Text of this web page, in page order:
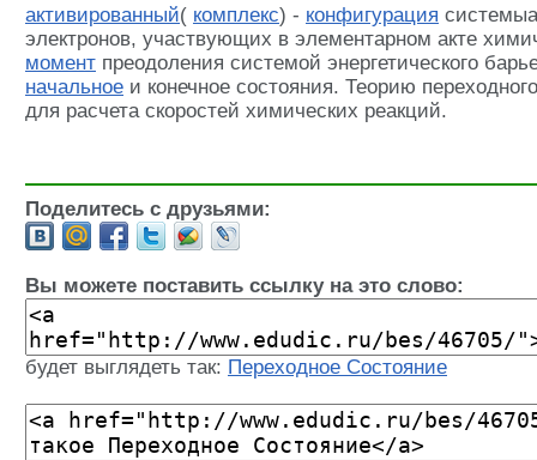
активированный( комплекс) - конфигурация
электронов, участвующих в элементарном акте
момент преодоления системой энергетического
начальное и конечное состояния. Теорию
для расчета скоростей химических реакций.
Поделитесь с друзьями:
Вы можете поставить ссылку на это слово:
будет выглядеть так: Переходное Состояние